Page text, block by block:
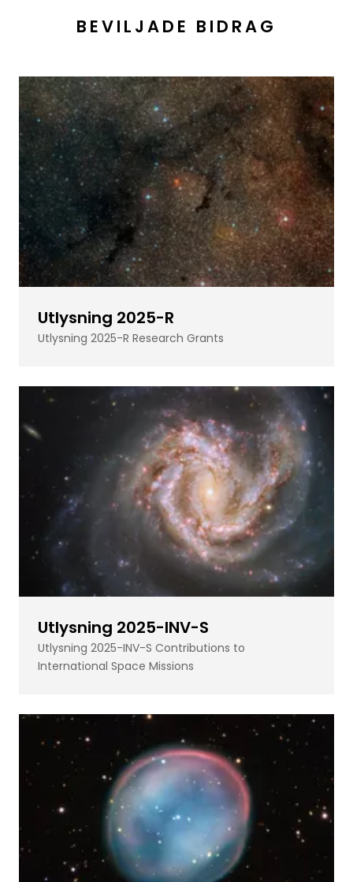
BEVILJADE BIDRAG
Utlysning 2025-R
Utlysning 2025-R Research Grants
Utlysning 2025-INV-S
Utlysning 2025-INV-S Contributions to
International Space Missions